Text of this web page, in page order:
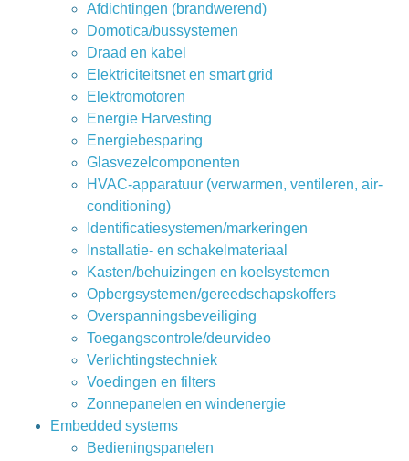
Afdichtingen (brandwerend)
Domotica/bussystemen
Draad en kabel
Elektriciteitsnet en smart grid
Elektromotoren
Energie Harvesting
Energiebesparing
Glasvezelcomponenten
HVAC-apparatuur (verwarmen, ventileren, air-
conditioning)
Identificatiesystemen/markeringen
Installatie- en schakelmateriaal
Kasten/behuizingen en koelsystemen
Opbergsystemen/gereedschapskoffers
Overspanningsbeveiliging
Toegangscontrole/deurvideo
Verlichtingstechniek
Voedingen en filters
Zonnepanelen en windenergie
Embedded systems
Bedieningspanelen